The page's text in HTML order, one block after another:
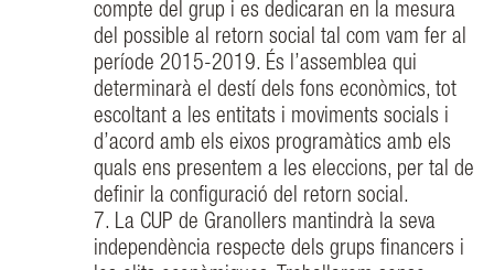
compte del grup i es dedicaran en la mesura
del possible al retorn social tal com vam fer al
període 2015-2019. És l’assemblea qui
determinarà el destí dels fons econòmics, tot
escoltant a les entitats i moviments socials i
d’acord amb els eixos programàtics amb els
quals ens presentem a les eleccions, per tal de
definir la configuració del retorn social.
7. La CUP de Granollers mantindrà la seva
independència respecte dels grups financers i